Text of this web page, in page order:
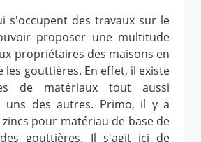
s'occupent des travaux sur le
proposer une multitude
propriétaires des maisons en
les gouttières. En effet, il existe
de matériaux tout aussi
uns des autres. Primo, il y a
pour matériau de base de
gouttières. Il s'agit ici de